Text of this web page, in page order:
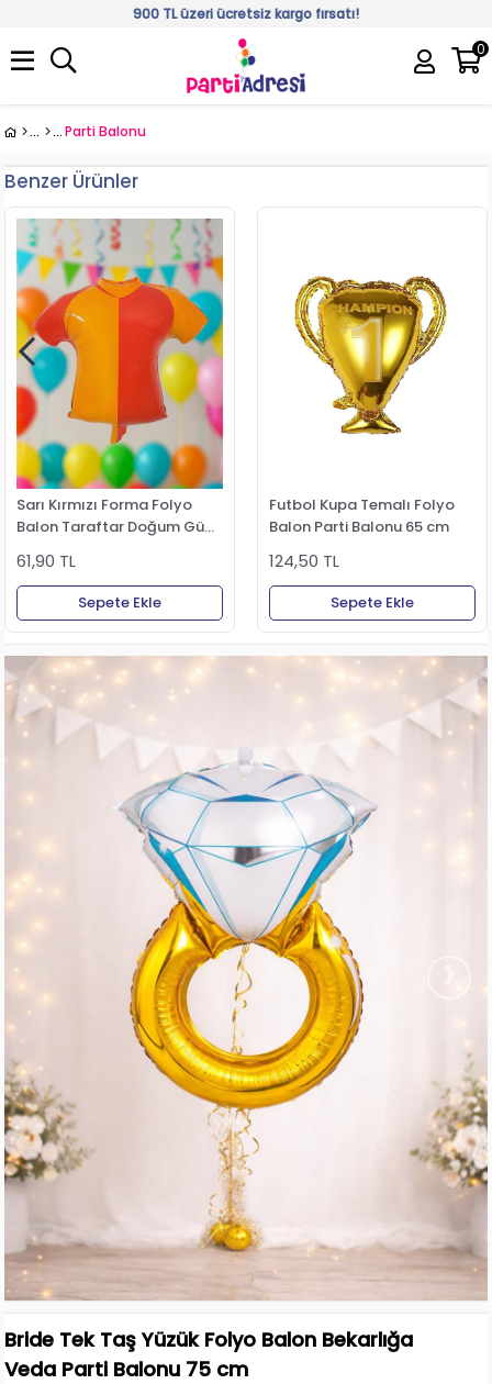
900 TL üzeri ücretsiz kargo fırsatı!
0
Parti Balonu
Benzer Ürünler
Sarı Kırmızı Forma Folyo
Balon Taraftar Doğum Günü
61,90 TL
Sepete Ekle
Futbol Kupa Temalı Folyo
Balon Parti Balonu 65 cm
124,50 TL
Sepete Ekle
Bride Tek Taş Yüzük Folyo Balon Bekarlığa
Veda Parti Balonu 75 cm